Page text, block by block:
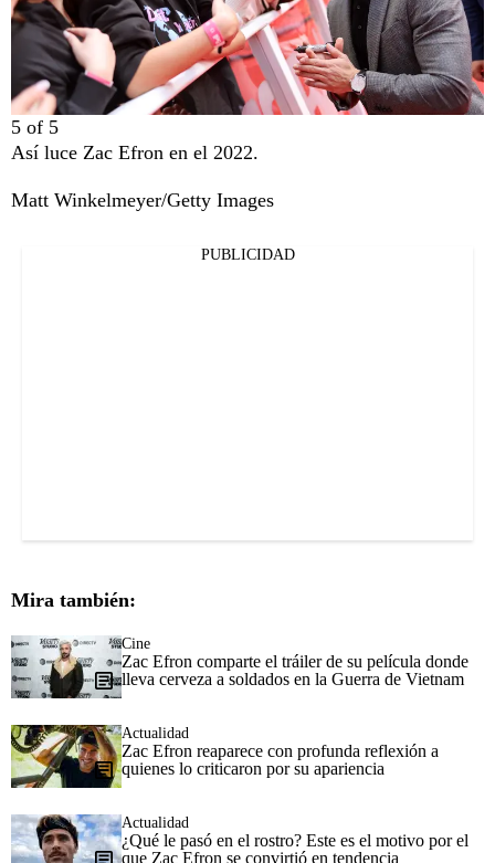
5 of 5
Así luce Zac Efron en el 2022.
Matt Winkelmeyer/Getty Images
PUBLICIDAD
Mira también:
Cine
Zac Efron comparte el tráiler de su película donde
lleva cerveza a soldados en la Guerra de Vietnam
Actualidad
Zac Efron reaparece con profunda reflexión a
quienes lo criticaron por su apariencia
Actualidad
¿Qué le pasó en el rostro? Este es el motivo por el
que Zac Efron se convirtió en tendencia